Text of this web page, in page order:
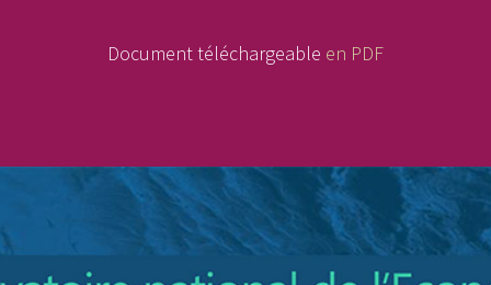
Document téléchargeable en PDF